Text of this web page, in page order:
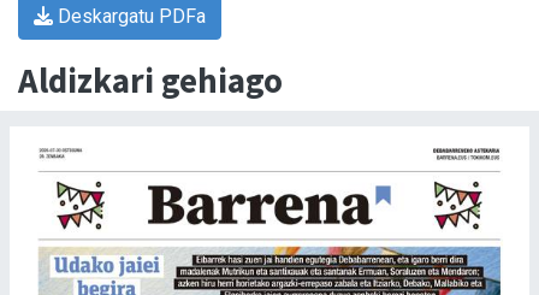
Deskargatu PDFa
Aldizkari gehiago